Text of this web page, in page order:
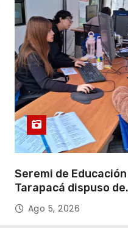
Seremi de
Tarapacá dispuso de
facilitadores para
proceso de Admisión
Ago 5, 2026